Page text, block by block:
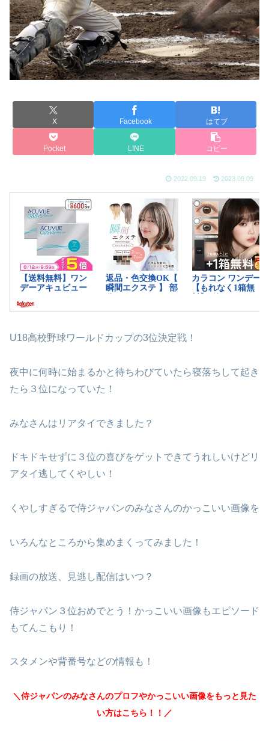
X Facebook はてブ
Pocket LINE コピー
2022.09.19 2023.09.09
U18高校野球ワールドカップの3位決定戦！
夜中に何時に始まるかと待ちわびていたら寝落ちして起き
たら３位になっていた！
みなさんはリアタイできました？
ドキドキせずに３位の喜びをゲットできてうれしいけどリ
アタイ逃してくやしい！
くやしすぎるで侍ジャパンのみなさんのかっこいい画像を
いろんなところから集めまくってみました！
録画の放送、見逃し配信はいつ？
侍ジャパン３位おめでとう！かっこいい画像もエピソード
もてんこもり！
スタメンや背番号などの情報も！
＼侍ジャパンのみなさんのプロフやかっこいい画像をもっと見た
い方はこちら！！／